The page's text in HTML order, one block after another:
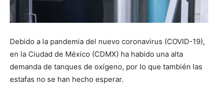
Debido a la pandemia del nuevo coronavirus (COVID-19),
en la Ciudad de México (CDMX) ha habido una alta
demanda de tanques de oxígeno, por lo que también las
estafas no se han hecho esperar.